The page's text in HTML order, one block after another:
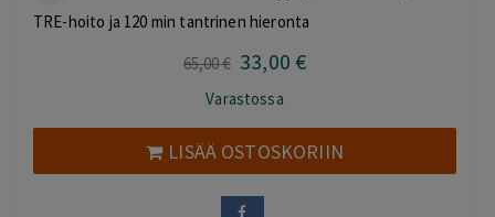
TRE-hoito ja 120 min tantrinen hieronta
65,00€ Alkuperäinen
oli:
65,00 €.
33,00 €Nykyinen
33,00 €.
Varastossa
LISÄÄ OSTOSKORIIN